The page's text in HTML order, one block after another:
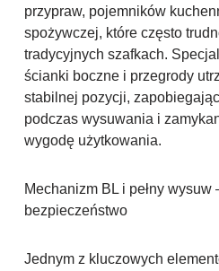
przypraw, pojemników
spożywczej, które często
tradycyjnych szafkach.
ścianki boczne i przegrody
stabilnej pozycji,
podczas wysuwania i
wygodę użytkowania.
Mechanizm BL i pełny wysuw
bezpieczeństwo
Jednym z kluczowych